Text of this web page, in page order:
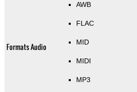
Formats Audio
AWB
FLAC
MID
MIDI
MP3